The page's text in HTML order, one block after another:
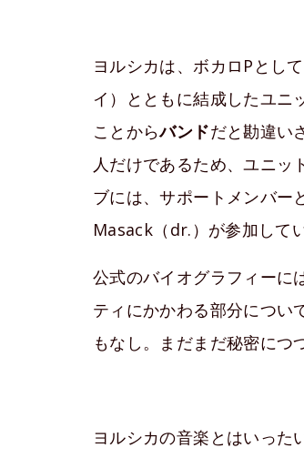
ヨルシカは、ボカロPとし
イ）とともに結成したユニ
ことからバンドだと勘違い
人だけであるため、ユニッ
ブには、サポートメンバー
Masack（dr.）が参加してい
公式のバイオグラフィーに
ティにかかわる部分につい
もなし。まだまだ秘密につ
ヨルシカの音楽とはいっ